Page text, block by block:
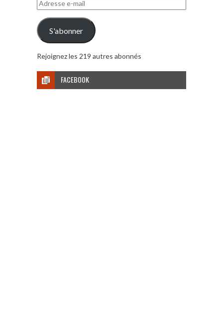
e-
mail
S'abonner
Rejoignez les 219 autres abonnés
FACEBOOK